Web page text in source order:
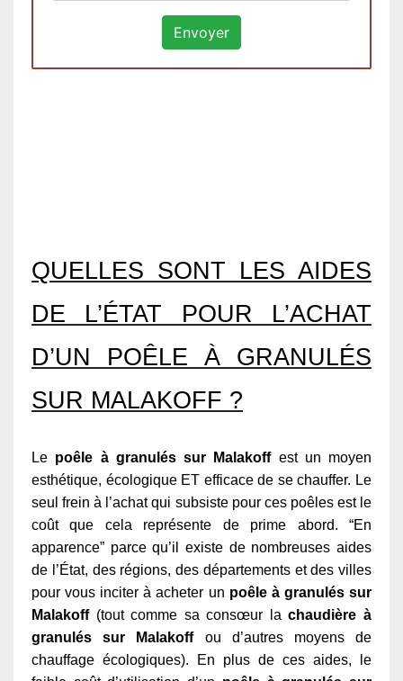
QUELLES SONT LES AIDES
DE L’ÉTAT POUR L’ACHAT
D’UN POÊLE À GRANULÉS
SUR MALAKOFF ?
Le poêle à granulés sur Malakoffest un moyen
esthétique, écologique ET efficace de se chauffer. Le
seul frein à l’achat qui subsiste pour ces poêles est le
coût que cela représente de prime abord. “En
apparence” parce qu’il existe de nombreuses aides
de l’État, des régions, des départements et des villes
pour vous inciter à acheter un poêle à granulés sur
Malakoff(tout comme sa consœur lachaudière à
granulés sur Malakoffou d’autres moyens de
chauffage écologiques). En plus de ces aides, le